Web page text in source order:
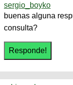
sergio_boyko
buenas alguna
consulta?